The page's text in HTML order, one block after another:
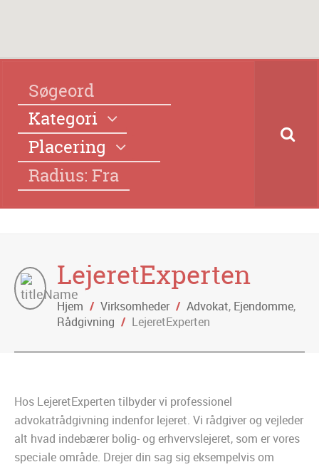
Kategori
Placering
Radius: Fra
LejeretExperten
Hjem / Virksomheder / Advokat, Ejendomme,
Rådgivning / LejeretExperten
Hos LejeretExperten tilbyder vi professionel
advokatrådgivning indenfor lejeret. Vi rådgiver og vejleder
alt hvad indebærer bolig- og erhvervslejeret, som er vores
speciale område. Drejer din sag sig eksempelvis om